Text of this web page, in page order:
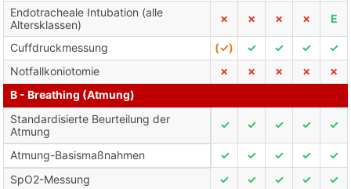
Endotracheale Intubation (alle
Altersklassen)
✗ ✗ ✗ ✗ E
Cuffdruckmessung (✓) ✓ ✓ ✓
✓
Notfallkoniotomie
✗ ✗ ✗ ✗
✗
B - Breathing (Atmung)
Standardisierte Beurteilung der
Atmung
✓ ✓ ✓ ✓ ✓
Atmung-Basismaßnahmen ✓ ✓ ✓ ✓
✓
SpO2-Messung
✓ ✓ ✓ ✓
✓